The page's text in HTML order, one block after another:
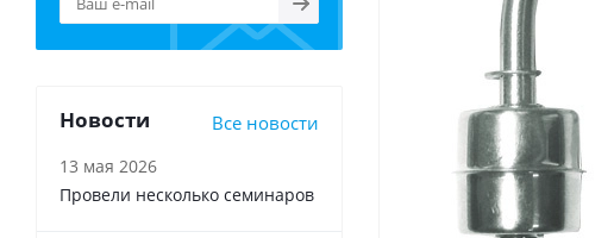
Новости Все новости
13 мая 2026
Провели несколько семинаров